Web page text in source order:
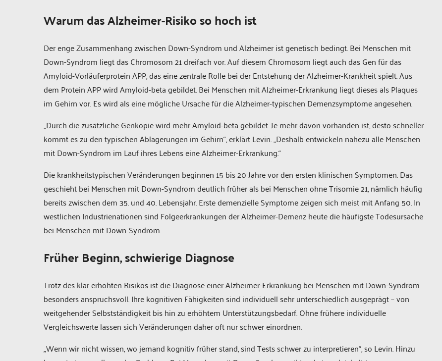
Warum das Alzheimer-Risiko so hoch ist
Der enge Zusammenhang zwischen Down-Syndrom und Alzheimer ist genetisch bedingt. Bei Menschen mit
Down-Syndrom liegt das Chromosom 21 dreifach vor. Auf diesem Chromosom liegt auch das Gen für das
Amyloid-Vorläuferprotein APP, das eine zentrale Rolle bei der Entstehung der Alzheimer-Krankheit spielt. Aus
dem Protein APP wird Amyloid-beta gebildet. Bei Menschen mit Alzheimer-Erkrankung liegt dieses als Plaques
im Gehirn vor. Es wird als eine mögliche Ursache für die Alzheimer-typischen Demenzsymptome angesehen.
„Durch die zusätzliche Genkopie wird mehr Amyloid-beta gebildet. Je mehr davon vorhanden ist, desto schneller
kommt es zu den typischen Ablagerungen im Gehirn“, erklärt Levin. „Deshalb entwickeln nahezu alle Menschen
mit Down-Syndrom im Lauf ihres Lebens eine Alzheimer-Erkrankung.“
Die krankheitstypischen Veränderungen beginnen 15 bis 20 Jahre vor den ersten klinischen Symptomen. Das
geschieht bei Menschen mit Down-Syndrom deutlich früher als bei Menschen ohne Trisomie 21, nämlich häufig
bereits zwischen dem 35. und 40. Lebensjahr. Erste demenzielle Symptome zeigen sich meist mit Anfang 50. In
westlichen Industrienationen sind Folgeerkrankungen der Alzheimer-Demenz heute die häufigste Todesursache
bei Menschen mit Down-Syndrom.
Früher Beginn, schwierige Diagnose
Trotz des klar erhöhten Risikos ist die Diagnose einer Alzheimer-Erkrankung bei Menschen mit Down-Syndrom
besonders anspruchsvoll. Ihre kognitiven Fähigkeiten sind individuell sehr unterschiedlich ausgeprägt – von
weitgehender Selbstständigkeit bis hin zu erhöhtem Unterstützungsbedarf. Ohne frühere individuelle
Vergleichswerte lassen sich Veränderungen daher oft nur schwer einordnen.
„Wenn wir nicht wissen, wo jemand kognitiv früher stand, sind Tests schwer zu interpretieren“, so Levin. Hinzu